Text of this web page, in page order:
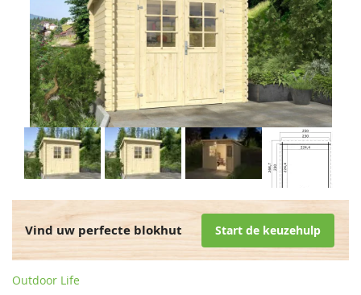
Vind uw perfecte blokhut Start de keuzehulp
Outdoor Life